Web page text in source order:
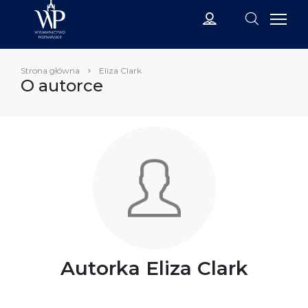
Strona główna Eliza Clark
O autorce
Autorka Eliza Clark